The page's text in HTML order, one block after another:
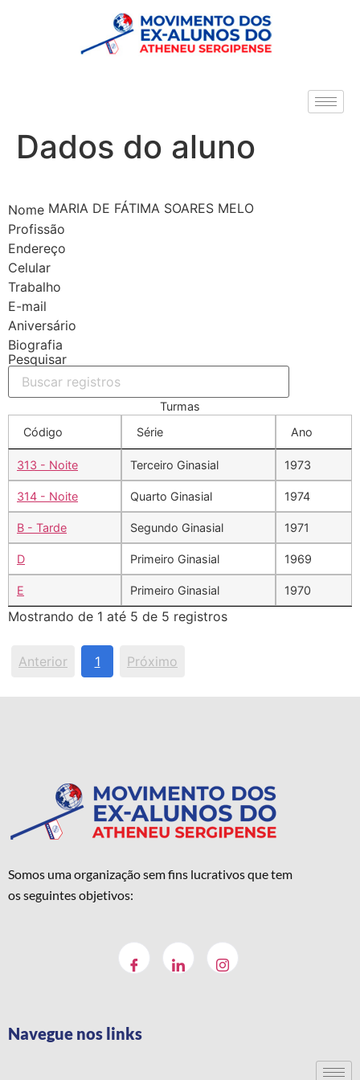
Dados do aluno
Nome MARIA DE FÁTIMA SOARES MELO
Profissão
Endereço
Celular
Trabalho
E-mail
Aniversário
Biografia
Pesquisar
Turmas
Código
Série Ano
313 - Noite Terceiro Ginasial 1973
314 - Noite Quarto Ginasial 1974
B - Tarde Segundo Ginasial 1971
D Primeiro Ginasial 1969
E Primeiro Ginasial 1970
Mostrando de 1 até 5 de 5 registros
Anterior 1 Próximo
Somos uma organização sem fins lucrativos que tem
os seguintes objetivos:
Navegue nos links